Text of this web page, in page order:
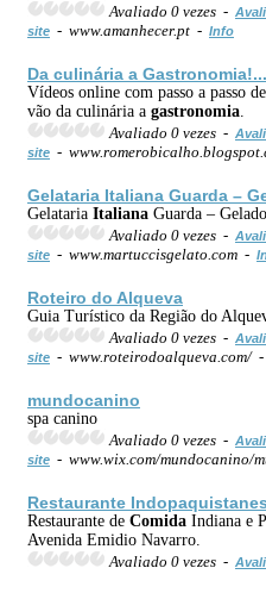
Avaliado 0 vezes -
site - www.amanhecer.pt - Info
Da culinária a Gastronomia!...
Vídeos online com passo a passo
vão da culinária a gastronomia
Avaliado 0 vezes -
site -
Gelataria Italiana Guarda –
Gelataria Italiana Guarda –
Avaliado 0 vezes -
site - www.martuccisgelato.com -
Roteiro do Alqueva
Guia Turístico da Região do
Avaliado 0 vezes -
site - www.roteirodoalqueva.com/ -
mundocanino
spa canino
Avaliado 0 vezes -
site - www.wix.com/mundocanino/
Restaurante Indopaquistanes
Restaurante de Comida Indiana e
Avenida Emidio Navarro.
Avaliado 0 vezes -